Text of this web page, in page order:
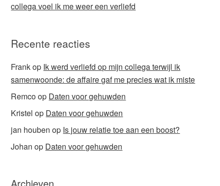
collega voel ik me weer een verliefd
Recente reacties
Frankop Ik werd verliefd op mijn collega terwijl ik
samenwoonde: de affaire gaf me precies wat ik miste
Remcoop Daten voor gehuwden
Kristel op Daten voor gehuwden
jan houben op Is jouw relatie toe aan een boost?
Johan op Daten voor gehuwden